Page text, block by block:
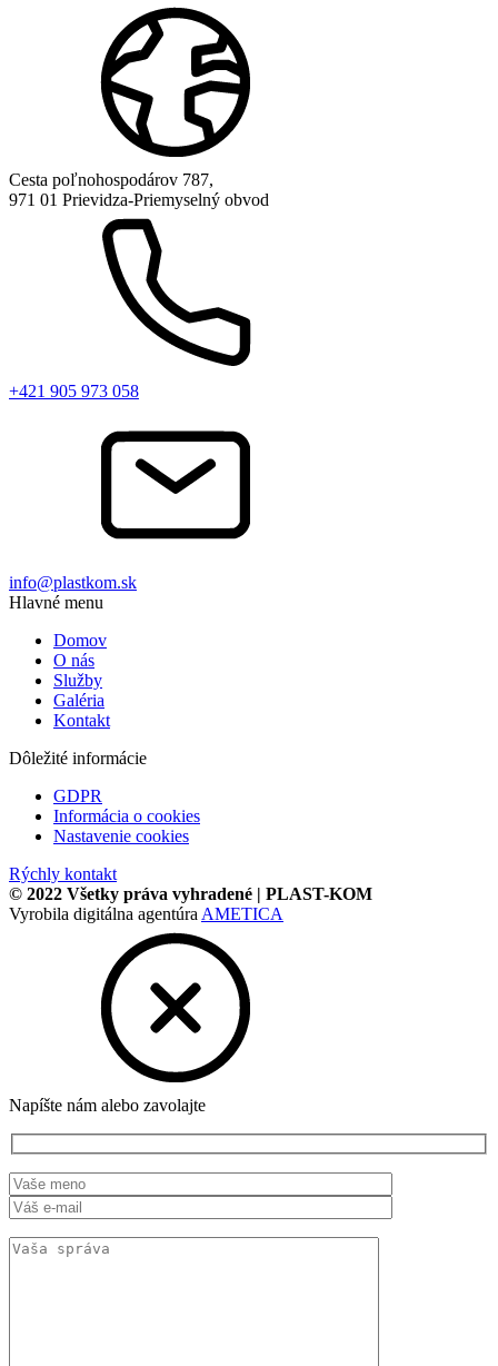
Cesta poľnohospodárov 787,
971 01 Prievidza-Priemyselný obvod
+421 905 973 058
info@plastkom.sk
Hlavné menu
Domov
O nás
Služby
Galéria
Kontakt
Dôležité informácie
GDPR
Informácia o cookies
Nastavenie cookies
Rýchly kontakt
© 2022 Všetky práva vyhradené | PLAST-KOM
Vyrobila digitálna agentúra AMETICA
Napíšte nám alebo zavolajte